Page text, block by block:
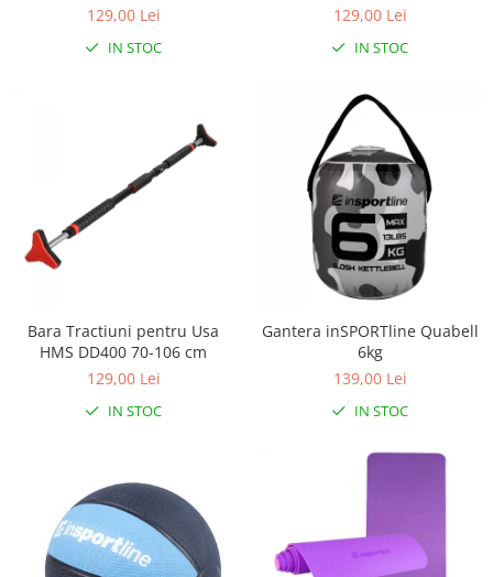
129,00 Lei
IN STOC
129,00 Lei
IN STOC
Bara Tractiuni pentru Usa
HMS DD400 70-106 cm
129,00 Lei
IN STOC
Gantera inSPORTline Quabell
6kg
139,00 Lei
IN STOC